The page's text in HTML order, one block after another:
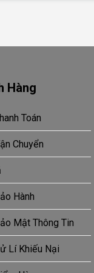
Hàng
Toán
Chuyển
Hành
Mật Thông Tin
Lí Khiếu Nại